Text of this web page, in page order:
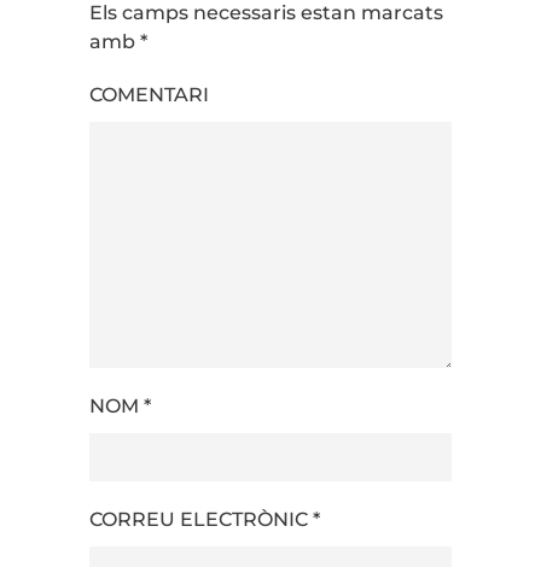
Els camps necessaris estan marcats
amb *
COMENTARI
NOM *
CORREU ELECTRÒNIC *